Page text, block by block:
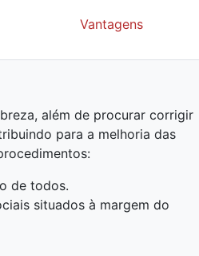
Vantagens
além de procurar corrigir
para a melhoria das
de todos.
situados à margem do